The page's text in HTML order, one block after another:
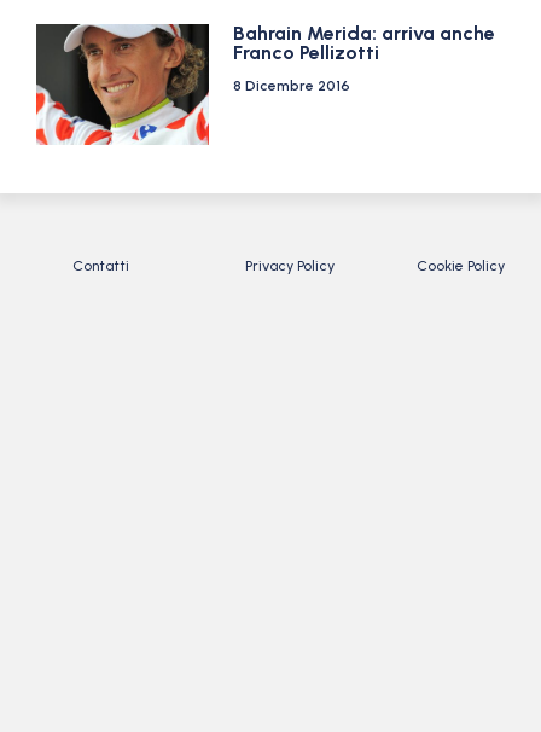
Bahrain Merida: arriva anche
Franco Pellizotti
8 Dicembre 2016
Contatti Privacy Policy Cookie Policy